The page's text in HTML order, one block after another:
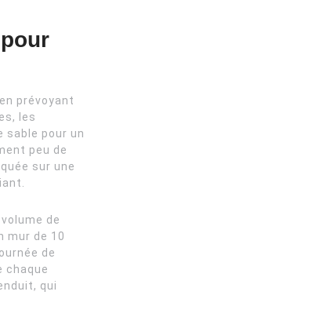
prévoyant
les
sable pour un
peu de
sur une
de
mur de 10
de
chaque
qui